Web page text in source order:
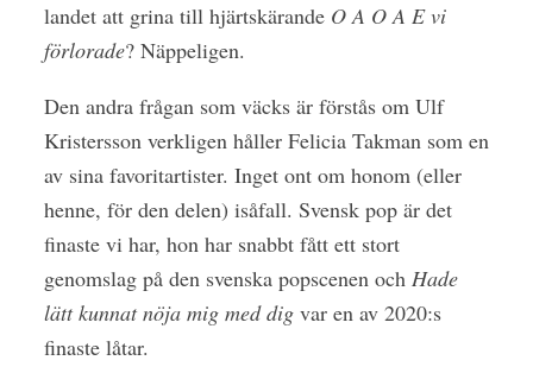
landet att grina till hjärtskärande O A O A E vi
förlorade? Näppeligen.
Den andra frågan som väcks är förstås om Ulf
Kristersson verkligen håller Felicia Takman som en
av sina favoritartister. Inget ont om honom (eller
henne, för den delen) isåfall. Svensk pop är det
finaste vi har, hon har snabbt fått ett stort
genomslag på den svenska popscenen och Hade
lätt kunnat nöja mig med digvar en av 2020:s
finaste låtar.